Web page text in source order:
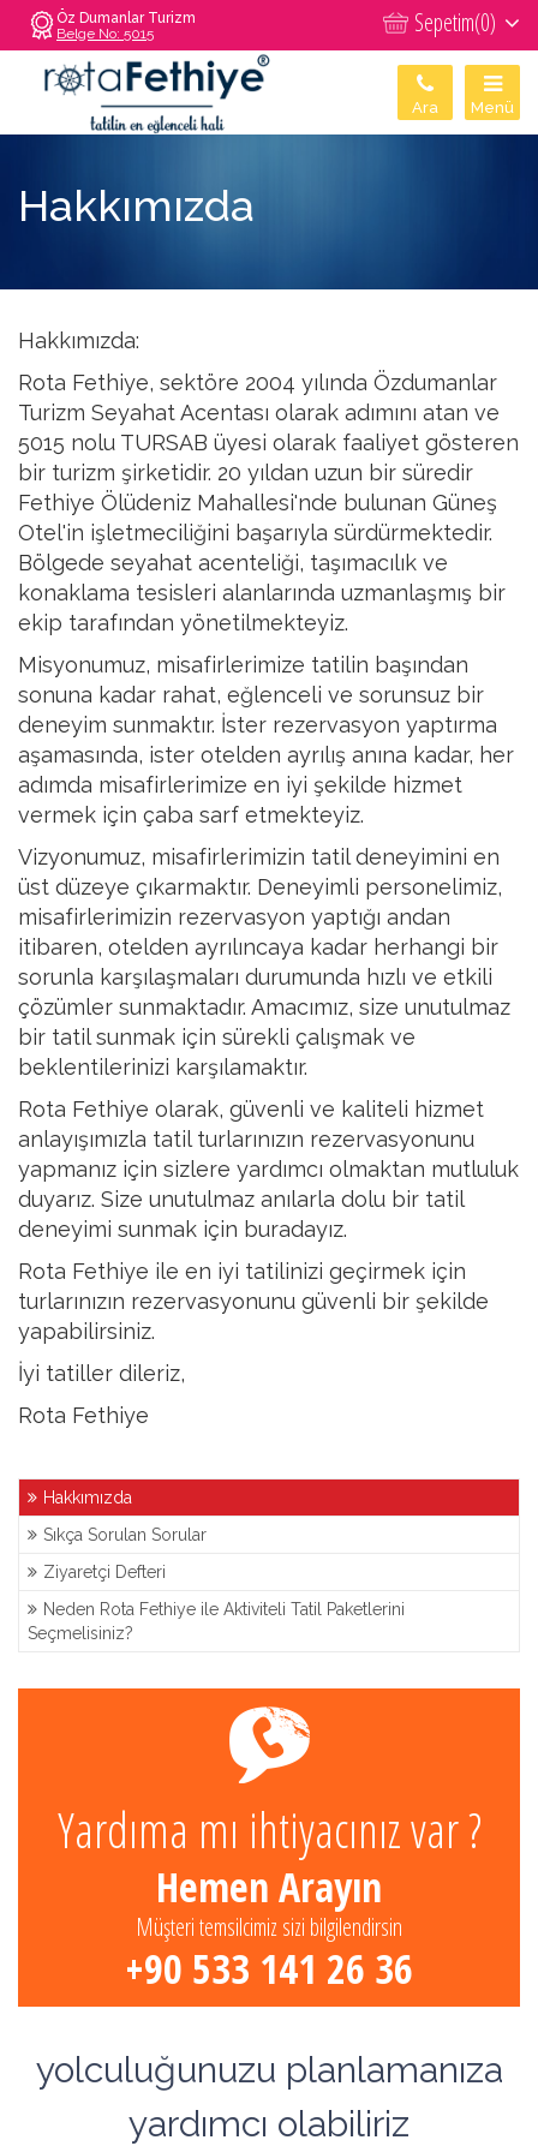
Sepetim(0)
Öz Dumanlar Turizm
Belge No: 5015
Menü
Ara
Hakkımızda
Hakkımızda:
Rota Fethiye, sektöre 2004 yılında Özdumanlar
Turizm Seyahat Acentası olarak adımını atan ve
5015 nolu TURSAB üyesi olarak faaliyet gösteren
bir turizm şirketidir. 20 yıldan uzun bir süredir
Fethiye Ölüdeniz Mahallesi'nde bulunan Güneş
Otel'in işletmeciliğini başarıyla sürdürmektedir.
Bölgede seyahat acenteliği, taşımacılık ve
konaklama tesisleri alanlarında uzmanlaşmış bir
ekip tarafından yönetilmekteyiz.
Misyonumuz, misafirlerimize tatilin başından
sonuna kadar rahat, eğlenceli ve sorunsuz bir
deneyim sunmaktır. İster rezervasyon yaptırma
aşamasında, ister otelden ayrılış anına kadar, her
adımda misafirlerimize en iyi şekilde hizmet
vermek için çaba sarf etmekteyiz.
Vizyonumuz, misafirlerimizin tatil deneyimini en
üst düzeye çıkarmaktır. Deneyimli personelimiz,
misafirlerimizin rezervasyon yaptığı andan
itibaren, otelden ayrılıncaya kadar herhangi bir
sorunla karşılaşmaları durumunda hızlı ve etkili
çözümler sunmaktadır. Amacımız, size unutulmaz
bir tatil sunmak için sürekli çalışmak ve
beklentilerinizi karşılamaktır.
Rota Fethiye olarak, güvenli ve kaliteli hizmet
anlayışımızla tatil turlarınızın rezervasyonunu
yapmanız için sizlere yardımcı olmaktan mutluluk
duyarız. Size unutulmaz anılarla dolu bir tatil
deneyimi sunmak için buradayız.
Rota Fethiye ile en iyi tatilinizi geçirmek için
turlarınızın rezervasyonunu güvenli bir şekilde
yapabilirsiniz.
İyi tatiller dileriz,
Rota Fethiye
Hakkımızda
Sıkça Sorulan Sorular
Ziyaretçi Defteri
Neden Rota Fethiye ile Aktiviteli Tatil Paketlerini
Seçmelisiniz?
Yardıma mı ihtiyacınız var ?
Hemen Arayın
Müşteri temsilcimiz sizi bilgilendirsin
+90 533 141 26 36
yolculuğunuzu planlamanıza
yardımcı olabiliriz